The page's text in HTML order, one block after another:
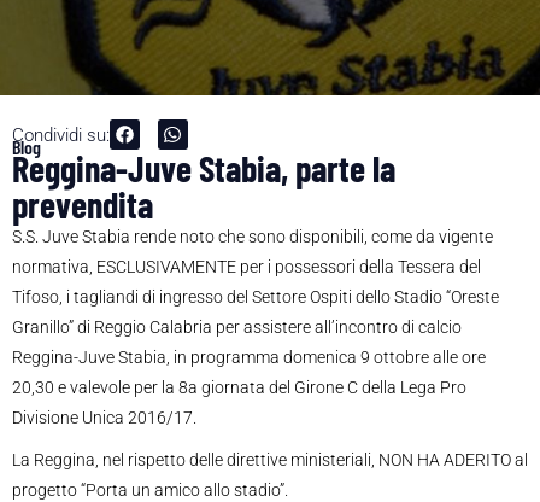
Condividi su:
Blog
Reggina-Juve Stabia, parte la
prevendita
S.S. Juve Stabia rende noto che sono disponibili, come da vigente
normativa, ESCLUSIVAMENTE per i possessori della Tessera del
Tifoso, i tagliandi di ingresso del Settore Ospiti dello Stadio “Oreste
Granillo” di Reggio Calabria per assistere all’incontro di calcio
Reggina-Juve Stabia, in programma domenica 9 ottobre alle ore
20,30 e valevole per la 8a giornata del Girone C della Lega Pro
Divisione Unica 2016/17.
La Reggina, nel rispetto delle direttive ministeriali, NON HA ADERITO al
progetto “Porta un amico allo stadio”.